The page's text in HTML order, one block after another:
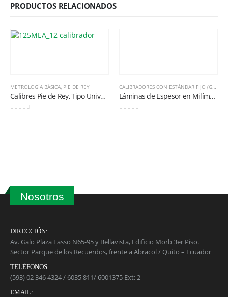
PRODUCTOS RELACIONADOS
METROLOGÍA BÁSICA, PIE DE REY
Calibres Pie de Rey, Tipo Universal Cuadrimensionales Serie 125 150mm/6″
CALIBRADORES CON ESTÁNDAR FIJO (GALGAS)
Láminas de Espesor en Milímetros Longitud 114mm 13 láminas
Nosotros
DIRECCIÓN:
Av. Galo Plaza Lasso N65-95 y Bellavista, Edificio Morb 3er Piso.
Sector Parque de los Recuerdos, frente a Abracol / Quito – Ecuador
TELÉFONOS:
(593) 02 346 4324 / 6035 811/ 6001375 Ext: 2
EMAIL: